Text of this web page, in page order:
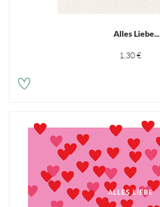
Alles Liebe...
1,30 €